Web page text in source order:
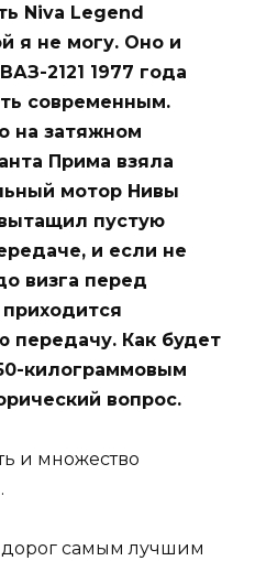
Niva Legend
я не могу. Оно и
2121 1977 года
современным.
на затяжном
Прима взяла
мотор Нивы
пустую
и если не
визга перед
передачу. Как будет
килограммовым
вопрос.
и множество
дорог самым лучшим